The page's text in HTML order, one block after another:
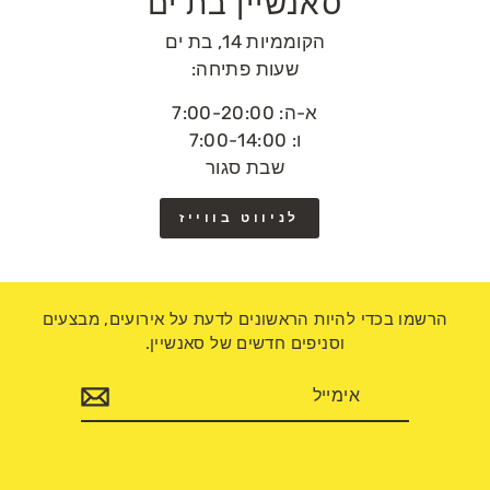
הקוממיות 14, בת ים
שעות פתיחה:
א-ה: 7:00-20:00
ו: 7:00-14:00
שבת סגור
לניווט בווייז
הרשמו בכדי להיות הראשונים לדעת על אירועים, מבצעים
וסניפים חדשים של סאנשיין.